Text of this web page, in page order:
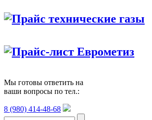
Прайс технические газы
Прайс-лист Еврометиз
Мы готовы ответить на
ваши вопросы по тел.:
8 (980) 414-48-68